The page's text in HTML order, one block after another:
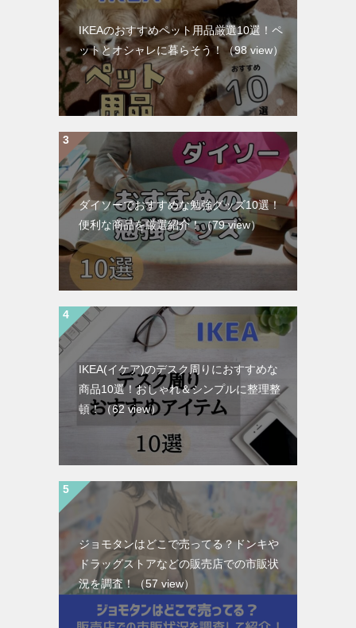
IKEAのおすすめペット用品厳選10選！ペ
ットとオシャレに暮らそう！ （98 view）
ダイソーでおすすめな勉強グッズ10選！
便利な商品を厳選紹介！（79 view）
IKEA(イケア)のデスク周りにおすすめな
商品10選！おしゃれ＆シンプルに整理整
頓！（62 view）
ジョモタンはどこで売ってる？ドンキや
ドラッグストアなどの販売店での市販状
況を調査！（57 view）